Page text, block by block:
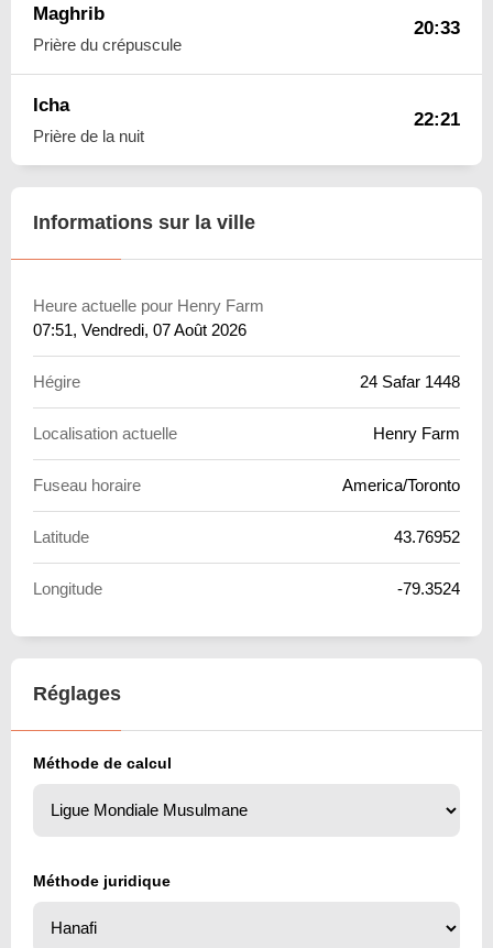
Maghrib
Prière du crépuscule
20:33
Icha
Prière de la nuit
22:21
Informations sur la ville
Heure actuelle pour Henry Farm
07:51, Vendredi, 07 Août 2026
Hégire 24 Safar 1448
Localisation actuelle Henry Farm
Fuseau horaire America/Toronto
Latitude 43.76952
Longitude -79.3524
Réglages
Méthode de calcul
Méthode juridique